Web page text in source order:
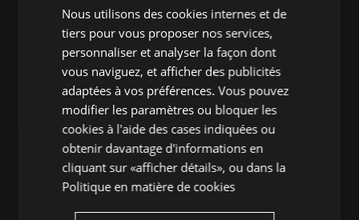
Formació per al professorat: “Reconnectant.
Temperatura del cos col·lectiu”
Dins la voluntat de generar canvi estructural, el
Campus Escola també ofereixformació
específica per a docents. El curs
“Reconnectant. Temperatura del cos col·lectiu”,
dissenyat per l’Anna Berenguer, es fa en
col·laboració amb elServei Educatiu de l’Alt
Empordài inclou sessions teòriques,
pràctiques corporals i eines per incorporar
SPANISH
FRENCH
CATALAN
Nous utilisons des cookies internes et de
tiers pour vous proposer nos services,
personnaliser et analyser la façon dont
vous naviguez, et afficher des publicités
adaptées à vos préférences. Vous pouvez
modifier les paramètres ou bloquer les
cookies à l'aide des cases indiquées ou
obtenir davantage d'informations en
cliquant sur «afficher détails», ou dans la
Politique en matière de cookies